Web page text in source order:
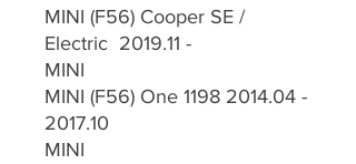
MINI (F56) Cooper SE /
Electric 2019.11 -
MINI
MINI (F56) One 1198 2014.04 -
2017.10
MINI